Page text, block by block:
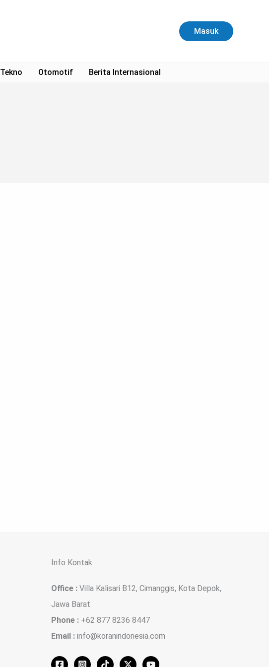
Masuk
Tekno Otomotif Berita Internasional
Info Kontak
Office : Villa Kalisari B12, Cimanggis, Kota Depok,
Jawa Barat
Phone : +62 877 8236 8447
Email : info@koranindonesia.com